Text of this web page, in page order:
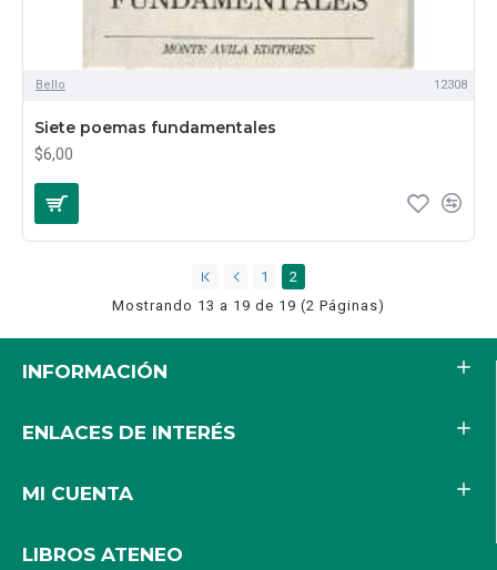
Bello 12308
Siete poemas fundamentales
$6,00
1
2
Mostrando 13 a 19 de 19 (2 Páginas)
INFORMACIÓN
ENLACES DE INTERÉS
MI CUENTA
LIBROS ATENEO